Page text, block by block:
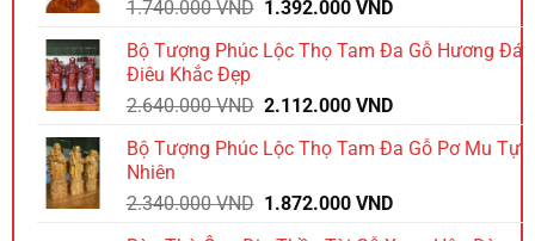
1.740.000VND Giá
là:
1.392.000VNDGiá
tại
1.392.000 VND.
Bộ Tượng Phúc Lộc Thọ Tam Đa Gỗ Hương Đá
Điêu Khắc Đẹp
2.640.000VND Giá
là:
2.112.000VNDGiá
tại
2.112.000 VND.
Bộ Tượng Phúc Lộc Thọ Tam Đa Gỗ Pơ Mu Tự
Nhiên
2.340.000VND Giá
1.872.000VNDGiá